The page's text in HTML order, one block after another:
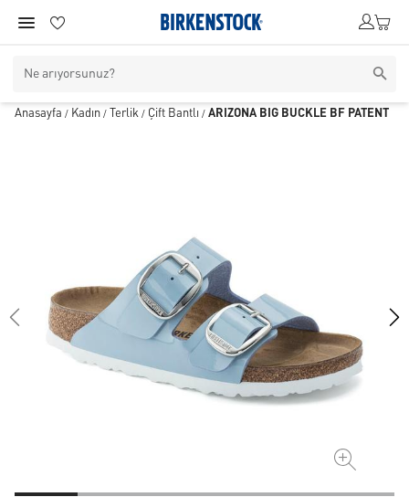
Anasayfa / Kadın / Terlik / Çift Bantlı / ARIZONA BIG BUCKLE BF PATENT